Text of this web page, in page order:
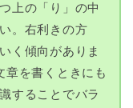
上の「り」の中
。右利きの方
く傾向がありま
章を書くときにも
することでバラ